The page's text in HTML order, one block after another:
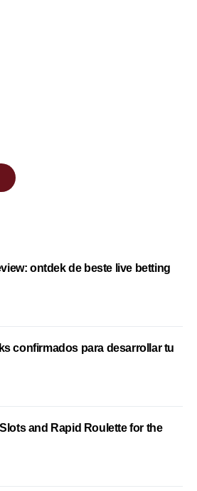
ontdek de beste live betting
confirmados para desarrollar tu
and Rapid Roulette for the